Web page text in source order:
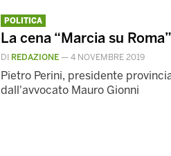
POLITICA
La cena “Marcia su
DI REDAZIONE — 4 NOVEMBRE 2019
Pietro Perini, presidente
dall'avvocato Mauro Gionni